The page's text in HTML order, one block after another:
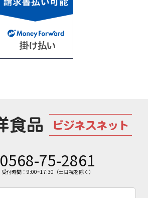
0568-75-2861
受付時間：9:00~17:30（土日祝を除く）